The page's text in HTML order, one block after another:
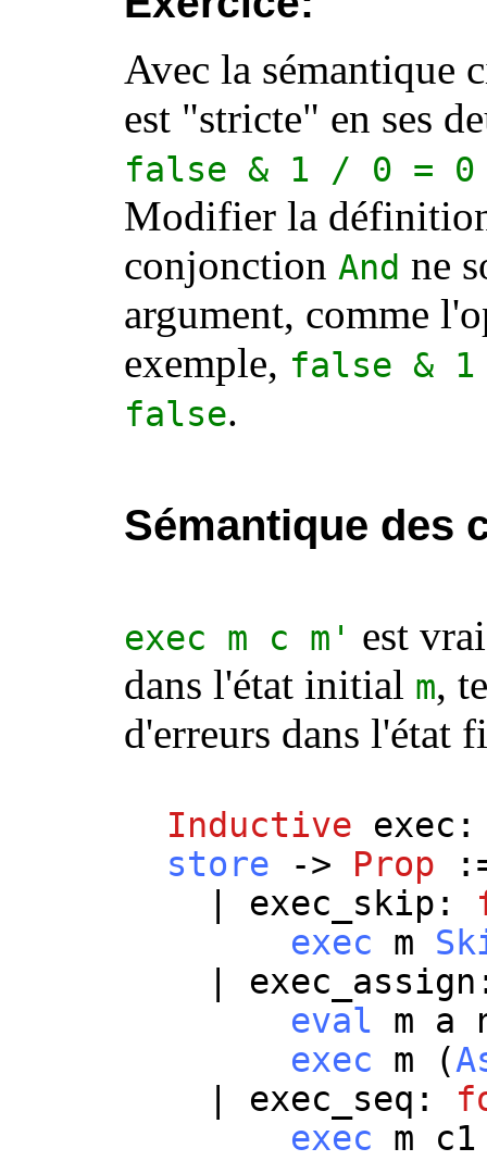
Avec la sémantique
est "stricte" en ses
false & 1 / 0 = 0
Modifier la
conjonction And ne
argument, comme
exemple, false &
false.
Sémantique des
exec m c m ' est
dans l'état initial m,
d'erreurs dans l'état
Inductive exec
store -> Prop
exec_skip :
exec
m
exec_assign
eval
m a
exec
m (
exec_seq :
exec
m
c1